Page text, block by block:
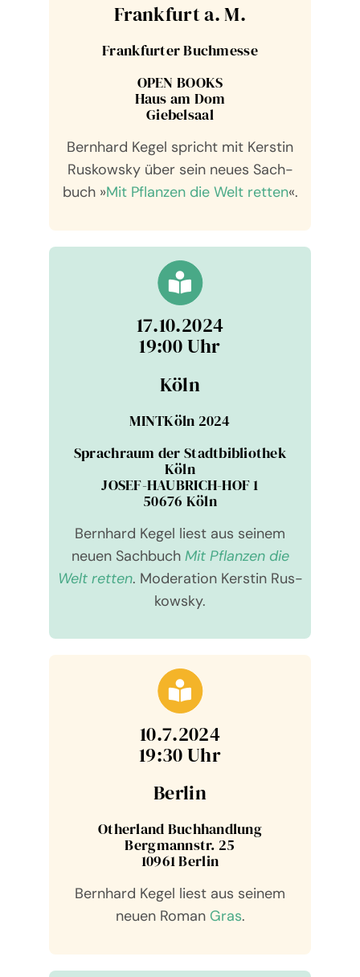
Frank­furt a. M.
Frankfurter Buch­messe
OPEN BOOKS
Haus am Dom
Gie­bel­saal
Bernhard Kegel spricht mit Kers­tin
Rus­kow­sky über sein neues Sach­
buch »Mit Pflan­zen die Welt retten«.
17.10.2024
19:00 Uhr
Köln
MINT­Köln 2024
Sprach­raum der Stadt­bi­blio­thek
Köln
JOSEF-HAUBRICH-HOF 1
50676 Köln
Bernhard Kegel liest aus sei­nem
neuen Sach­buch Mit Pflan­zen die
Welt retten. Mode­ra­tion Kers­tin Rus­
kow­sky.
10.7.2024
19:30 Uhr
Berlin
Other­land Buch­hand­lung
Berg­mann­str. 25
10961 Berlin
Bernhard Kegel liest aus sei­nem
neuen Roman Gras.